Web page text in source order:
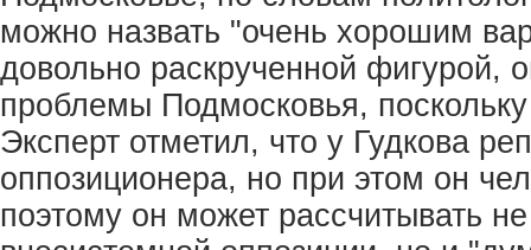
можно назвать "очень хорошим
довольно раскрученной
проблемы Подмосковья,
Эксперт отметил, что у Гудкова
оппозиционера, но при этом он
поэтому он может рассчитывать